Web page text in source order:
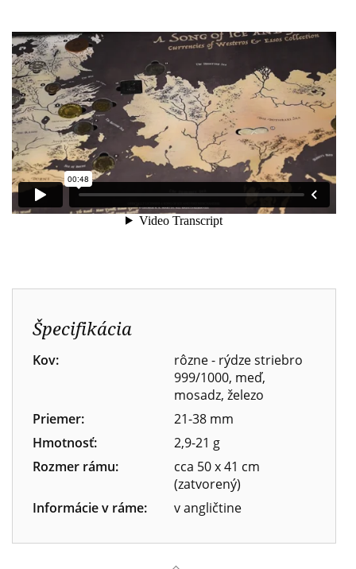
Špecifikácia
Kov:
rôzne - rýdze striebro
999/1000, meď,
mosadz, železo
Priemer:
21-38 mm
Hmotnosť:
2,9-21 g
Rozmer rámu:
cca 50 x 41 cm
(zatvorený)
Informácie v ráme:
v angličtine